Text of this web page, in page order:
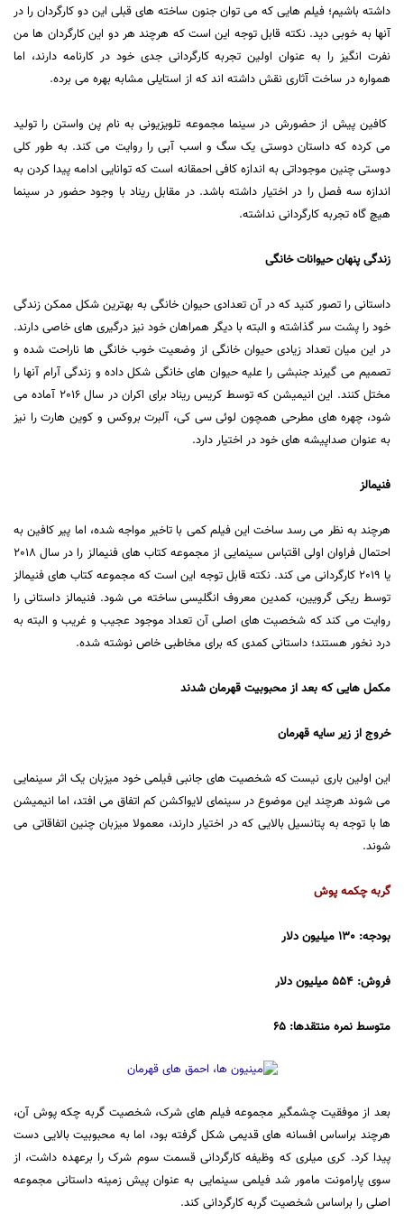
داشته باشیم؛ فیلم هایی که می توان جنون ساخته های قبلی این دو کارگردان را در
آنها به خوبی دید. نکته قابل توجه این است که هرچند هر دو این کارگردان ها من
نفرت انگیز را به عنوان اولین تجربه کارگردانی جدی خود در کارنامه دارند، اما
همواره در ساخت آثاری نقش داشته اند که از استایلی مشابه بهره می برده.
کافین پیش از حضورش در سینما مجموعه تلویزیونی به نام پن واستن را تولید
می کرده که داستان دوستی یک سگ و اسب آبی را روایت می کند. به طور کلی
دوستی چنین موجوداتی به اندازه کافی احمقانه است که توانایی ادامه پیدا کردن به
اندازه سه فصل را در اختیار داشته باشد. در مقابل ریناد با وجود حضور در سینما
هیچ گاه تجربه کارگردانی نداشته.
زندگی پنهان حیوانات خانگی
داستانی را تصور کنید که در آن تعدادی حیوان خانگی به بهترین شکل ممکن زندگی
خود را پشت سر گذاشته و البته با دیگر همراهان خود نیز درگیری های خاصی دارند.
در این میان تعداد زیادی حیوان خانگی از وضعیت خوب خانگی ها ناراحت شده و
تصمیم می گیرند جنبشی را علیه حیوان های خانگی شکل داده و زندگی آرام آنها را
مختل کنند. این انیمیشن که توسط کریس ریناد برای اکران در سال 2016 آماده می
شود، چهره های مطرحی همچون لوئی سی کی، آلبرت بروکس و کوین هارت را نیز
به عنوان صداپیشه های خود در اختیار دارد.
فنیمالز
هرچند به نظر می رسد ساخت این فیلم کمی با تاخیر مواجه شده، اما پیر کافین به
احتمال فراوان اولی اقتباس سینمایی از مجموعه کتاب های فنیمالز را در سال 2018
یا 2019 کارگردانی می کند. نکته قابل توجه این است که مجموعه کتاب های فنیمالز
توسط ریکی گرویین، کمدین معروف انگلیسی ساخته می شود. فنیمالز داستانی را
روایت می کند که شخصیت های اصلی آن تعداد موجود عجیب و غریب و البته به
درد نخور هستند؛ داستانی کمدی که برای مخاطبی خاص نوشته شده.
مکمل هایی که بعد از محبوبیت قهرمان شدند
خروج از زیر سایه قهرمان
این اولین باری نیست که شخصیت های جانبی فیلمی خود میزبان یک اثر سینمایی
می شوند هرچند این موضوع در سینمای لایواکشن کم اتفاق می افتد، اما انیمیشن
ها با توجه به پتانسیل بالایی که در اختیار دارند، معمولا میزبان چنین اتفاقاتی می
شوند.
گربه چکمه پوش
بودجه: 130 میلیون دلار
فروش: 554 میلیون دلار
متوسط نمره منتقدها: 65
بعد از موفقیت چشمگیر مجموعه فیلم های شرک، شخصیت گربه چکه پوش آن،
هرچند براساس افسانه های قدیمی شکل گرفته بود، اما به محبوبیت بالایی دست
پیدا کرد. کری میلری که وظیفه کارگردانی قسمت سوم شرک را برعهده داشت، از
سوی پارامونت مامور شد فیلمی سینمایی به عنوان پیش زمینه داستانی مجموعه
اصلی را براساس شخصیت گربه کارگردانی کند.